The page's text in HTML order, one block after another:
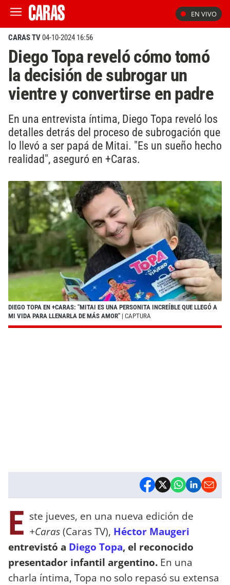
EN VIVO
CARAS TV04-10-2024 16:56
Diego Topa reveló cómo tomó
la decisión de subrogar un
vientre y convertirse en padre
En una entrevista íntima, Diego Topa reveló los
detalles detrás del proceso de subrogación que
lo llevó a ser papá de Mitai. "Es un sueño hecho
realidad", aseguró en +Caras.
DIEGO TOPA EN +CARAS: "MITAI ES UNA PERSONITA INCREÍBLE QUE LLEGÓ A
MI VIDA PARA LLENARLA DE MÁS AMOR" | CAPTURA
E ste jueves, en una nueva edición de
+Caras(Caras TV), Héctor Maugeri
entrevistó a Diego Topa, el reconocido
presentador infantil argentino. En una
charla íntima, Topa no solo repasó su extensa